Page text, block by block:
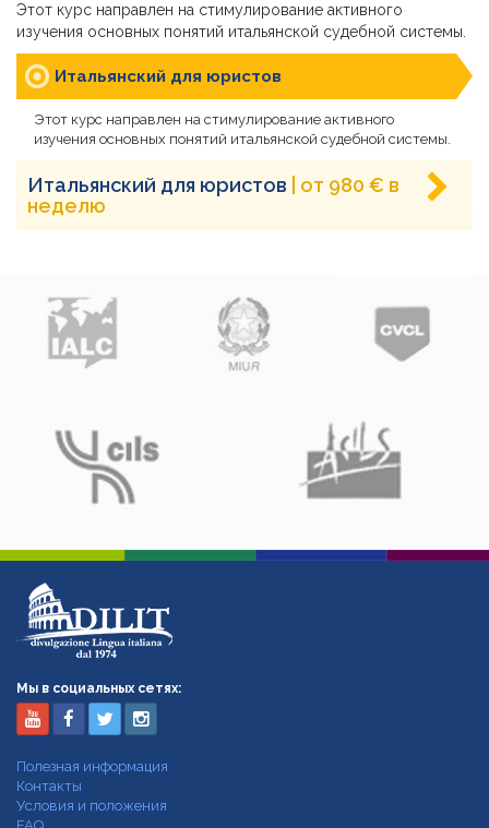
Этот курс направлен на стимулирование активного
изучения основных понятий итальянской судебной системы.
Итальянский для юристов
Этот курс направлен на стимулирование активного
изучения основных понятий итальянской судебной системы.
Итальянский для юристов
| от 980 € в
неделю
Мы в социальных сетях:
Полезная информация
Контакты
Условия и положения